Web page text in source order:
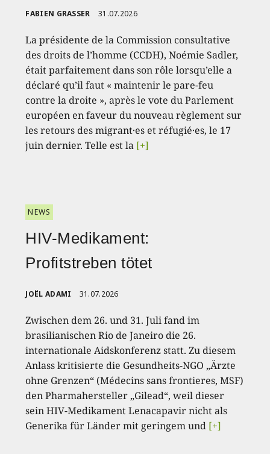
FABIEN GRASSER 31.07.2026
La présidente de la Commission consultative
des droits de l’homme (CCDH), Noémie Sadler,
était parfaitement dans son rôle lorsqu’elle a
déclaré qu’il faut « maintenir le pare-feu
contre la droite », après le vote du Parlement
européen en faveur du nouveau règlement sur
les retours des migrant·es et réfugié·es, le 17
juin dernier. Telle est la [+]
NEWS
HIV-Medikament:
Profitstreben tötet
JOËL ADAMI 31.07.2026
Zwischen dem 26. und 31. Juli fand im
brasilianischen Rio de Janeiro die 26.
internationale Aidskonferenz statt. Zu diesem
Anlass kritisierte die Gesundheits-NGO „Ärzte
ohne Grenzen“ (Médecins sans frontieres, MSF)
den Pharmahersteller „Gilead“, weil dieser
sein HIV-Medikament Lenacapavir nicht als
Generika für Länder mit geringem und [+]